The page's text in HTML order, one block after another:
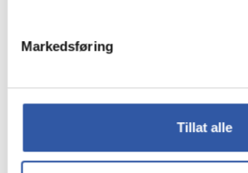
Markedsføring
Tillat alle